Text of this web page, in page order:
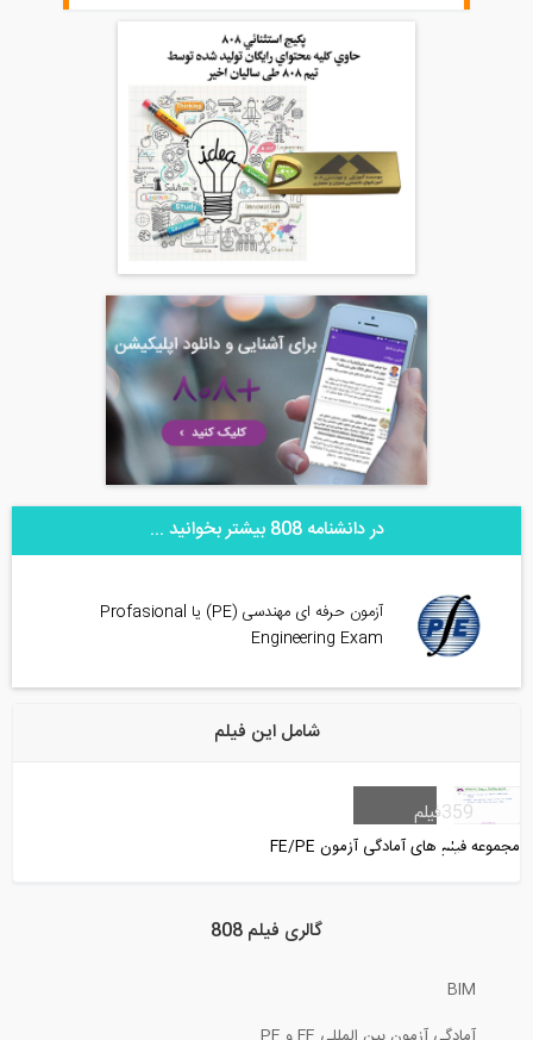
در دانشنامه 808 بیشتر بخوانید ...
آزمون حرفه ای مهندسی (PE) یا Profasional
Engineering Exam
شامل این فیلم
مجموعه فیلم های آمادگی آزمون FE/PE
359فیلم
گالری فیلم 808
BIM